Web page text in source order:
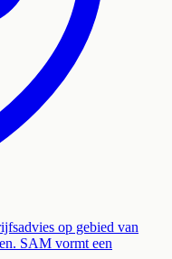
op gebied van
SAM vormt een